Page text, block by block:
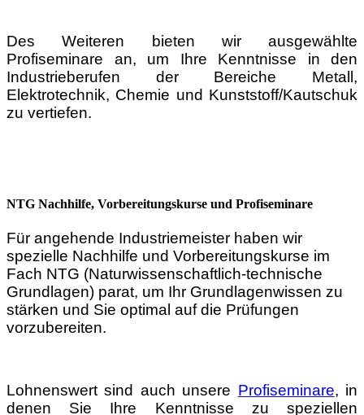
Des Weiteren bieten wir ausgewählte
Profiseminare an, um Ihre Kenntnisse in den
Industrieberufen der Bereiche Metall,
Elektrotechnik, Chemie und Kunststoff/Kautschuk
zu vertiefen.
NTG Nachhilfe, Vorbereitungskurse und Profiseminare
Für angehende Industriemeister haben wir
spezielle Nachhilfe und Vorbereitungskurse im
Fach NTG (Naturwissenschaftlich-technische
Grundlagen) parat, um Ihr Grundlagenwissen zu
stärken und Sie optimal auf die Prüfungen
vorzubereiten.​
Lohnenswert sind auch unsere Profiseminare, in
denen Sie Ihre Kenntnisse zu speziellen